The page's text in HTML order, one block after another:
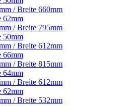
/ Breite 660mm
62mm
/ Breite 795mm
50mm
/ Breite 612mm
66mm
/ Breite 815mm
64mm
/ Breite 612mm
62mm
/ Breite 532mm